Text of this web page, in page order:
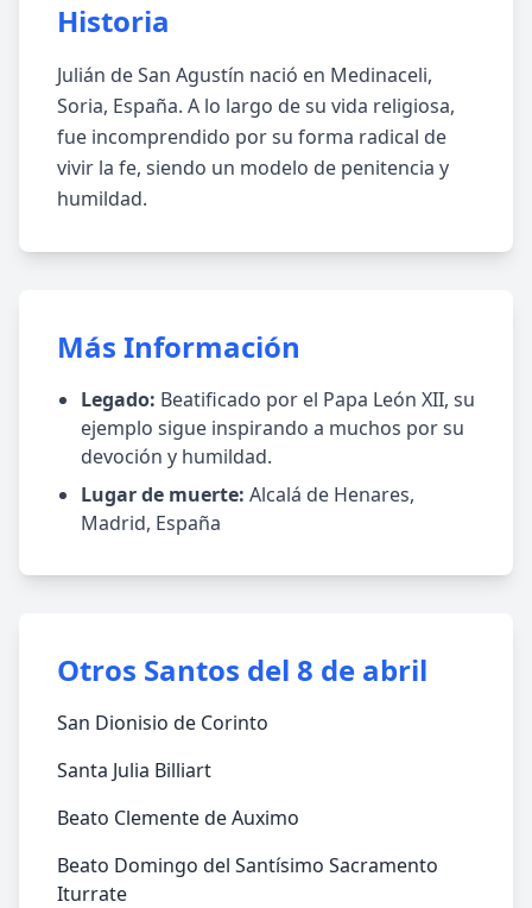
Historia
Julián de San Agustín nació en Medinaceli,
Soria, España. A lo largo de su vida religiosa,
fue incomprendido por su forma radical de
vivir la fe, siendo un modelo de penitencia y
humildad.
Más Información
Legado: Beatificado por el Papa León XII, su
ejemplo sigue inspirando a muchos por su
devoción y humildad.
Lugar de muerte: Alcalá de Henares,
Madrid, España
Otros Santos del 8 de abril
San Dionisio de Corinto
Santa Julia Billiart
Beato Clemente de Auximo
Beato Domingo del Santísimo Sacramento
Iturrate